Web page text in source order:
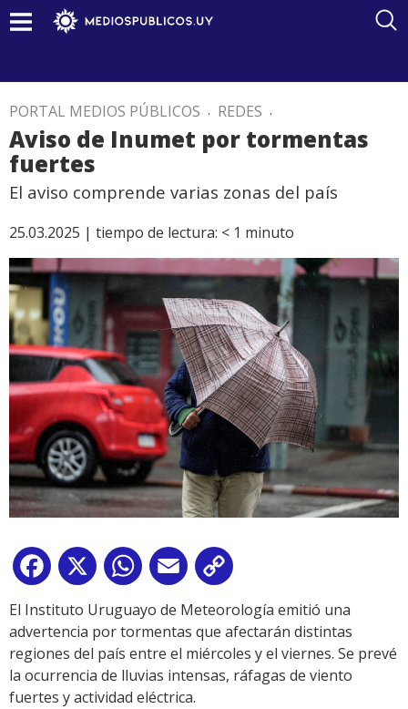
PORTAL MEDIOS PÚBLICOS . REDES .
Aviso de Inumet por tormentas
fuertes
El aviso comprende varias zonas del país
25.03.2025 | tiempo de lectura: < 1 minuto
Facebook
X WhatsApp
Email
Link
El Instituto Uruguayo de Meteorología emitió una
advertencia por tormentas que afectarán distintas
regiones del país entre el miércoles y el viernes. Se prevé
la ocurrencia de lluvias intensas, ráfagas de viento
fuertes y actividad eléctrica.